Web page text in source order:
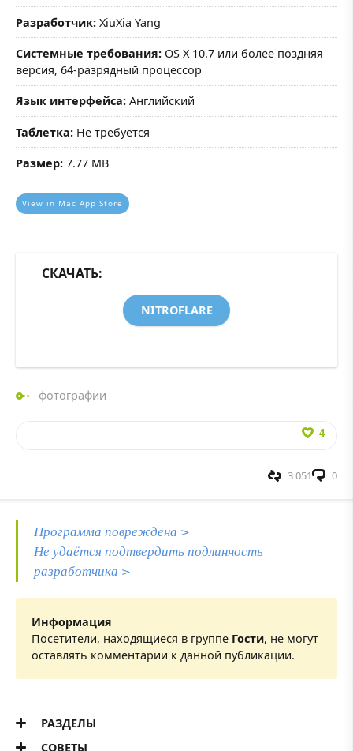
Разработчик: XiuXia Yang
Системные требования: OS X 10.7 или более поздняя
версия, 64-разрядный процессор
Язык интерфейса: Английский
Таблетка: Не требуется
Размер: 7.77 MB
View in Mac App Store
СКАЧАТЬ:
NITROFLARE
фотографии
4
0
3 051
Программа повреждена >
Не удаётся подтвердить подлинность
разработчика >
Информация
Посетители, находящиеся в группе Гости, не могут
оставлять комментарии к данной публикации.
РАЗДЕЛЫ
СОВЕТЫ